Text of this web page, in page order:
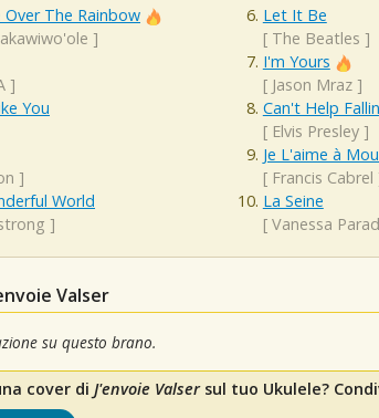
Over The Rainbow
]
]
You
]
World
]
Let It Be
[ The Beatles ]
I'm Yours
[ Jason Mraz]
Can't Help
[ Elvis Presley]
Je L'aime à
[ Francis Cabrel
La Seine
[ Vanessa
Valser
su questo brano.
cover di J'envoie Valsersul tuo Ukulele?